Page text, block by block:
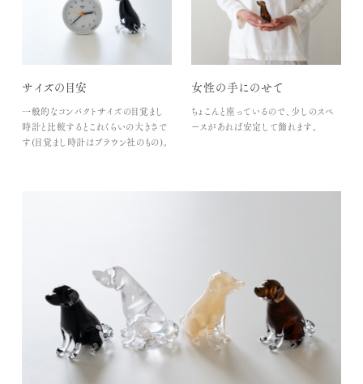
サイズの目安
一般的なコンパクトサイズの目覚まし
時計と比較するとこれくらいの大きさで
す(目覚まし時計はブラウン社のもの)。
女性の手にのせて
ちょこんと座っているので、少しのスペ
ースがあれば安定して飾れます。